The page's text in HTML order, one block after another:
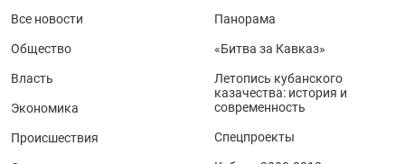
Все новости
Общество
Власть
Экономика
Происшествия
Панорама
«Битва за Кавказ»
Летопись кубанского
казачества: история и
современность
Спецпроекты